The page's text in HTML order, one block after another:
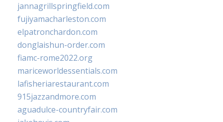
jannagrillspringfield.com
fujiyamacharleston.com
elpatronchardon.com
donglaishun-order.com
fiamc-rome2022.org
mariceworldessentials.com
lafisheriarestaurant.com
915jazzandmore.com
aguadulce-countryfair.com